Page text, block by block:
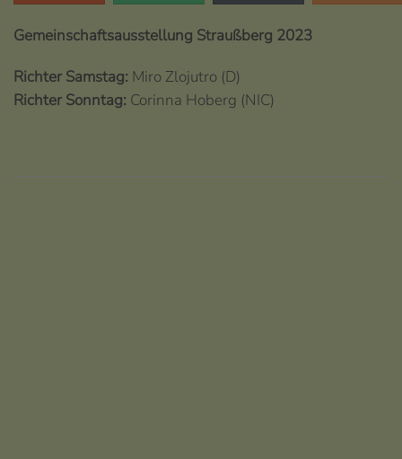
Gemeinschaftsausstellung Straußberg 2023
Richter Samstag: Miro Zlojutro (D)
Richter Sonntag: Corinna Hoberg (NIC)